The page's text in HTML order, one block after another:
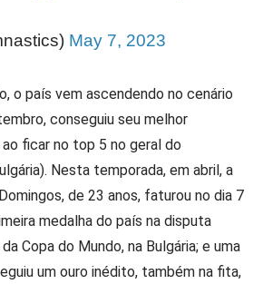
May 7, 2023
o país vem ascendendo no cenário
conseguiu seu melhor
ficar no top 5 no geral do
Nesta temporada, em abril, a
de 23 anos, faturou no dia 7
medalha do país na disputa
Copa do Mundo, na Bulgária; e uma
um ouro inédito, também na fita,